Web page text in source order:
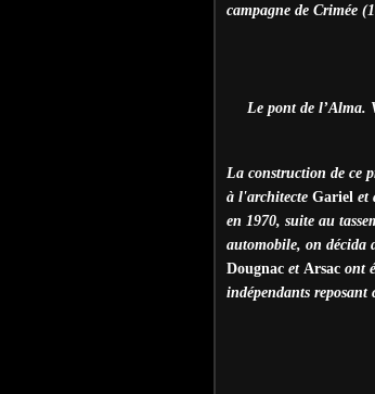
campagne de Crimée
Le pont de l’Alma.
La construction de ce
à l'architecte Gariel et
en 1970, suite au
automobile, on décida
Dougnac et Arsac ont
indépendants reposant